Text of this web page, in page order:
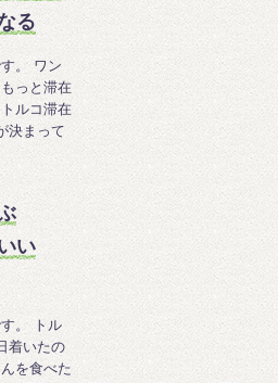
る
。 ワン
っと滞在
ルコ滞在
決まって
い
。 トル
着いたの
を食べた